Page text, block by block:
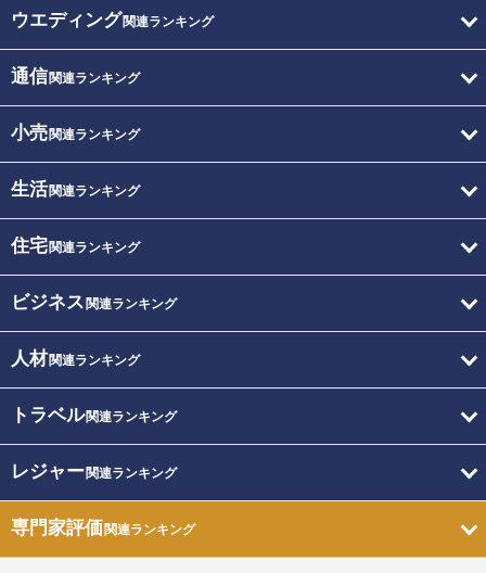
ウエディング関連ランキング
通信関連ランキング
小売関連ランキング
生活関連ランキング
住宅関連ランキング
ビジネス 関連ランキング
人材関連ランキング
トラベル関連ランキング
レジャー関連ランキング
専門家評価関連ランキング